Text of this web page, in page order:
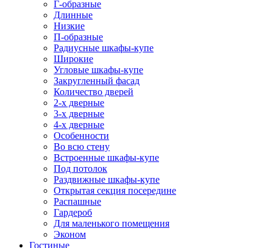
Г-образные
Длинные
Низкие
П-образные
Радиусные шкафы-купе
Широкие
Угловые шкафы-купе
Закругленный фасад
Количество дверей
2-х дверные
3-х дверные
4-х дверные
Особенности
Во всю стену
Встроенные шкафы-купе
Под потолок
Раздвижные шкафы-купе
Открытая секция посередине
Распашные
Гардероб
Для маленького помещения
Эконом
Гостиные